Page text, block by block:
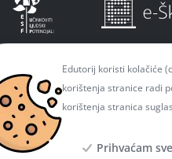
iz Europskog fonda za
razvoja i fondova Europske
odgovornost Hrvatske
Edutorij koristi kolačiće
korištenja stranice radi
korištenja stranica
Prihvaćam sve